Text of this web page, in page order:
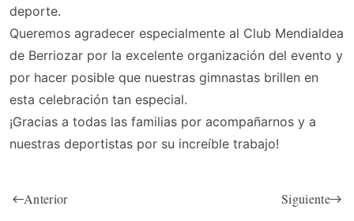
deporte.
Queremos agradecer especialmente al Club Mendialdea
de Berriozar por la excelente organización del evento y
por hacer posible que nuestras gimnastas brillen en
esta celebración tan especial.
¡Gracias a todas las familias por acompañarnos y a
nuestras deportistas por su increíble trabajo!
Anterior Siguiente